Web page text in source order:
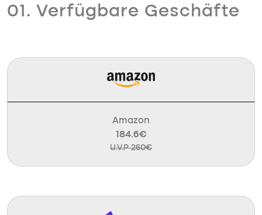
01. Verfügbare Geschäfte
Amazon
184.6€
U.V.P 260€